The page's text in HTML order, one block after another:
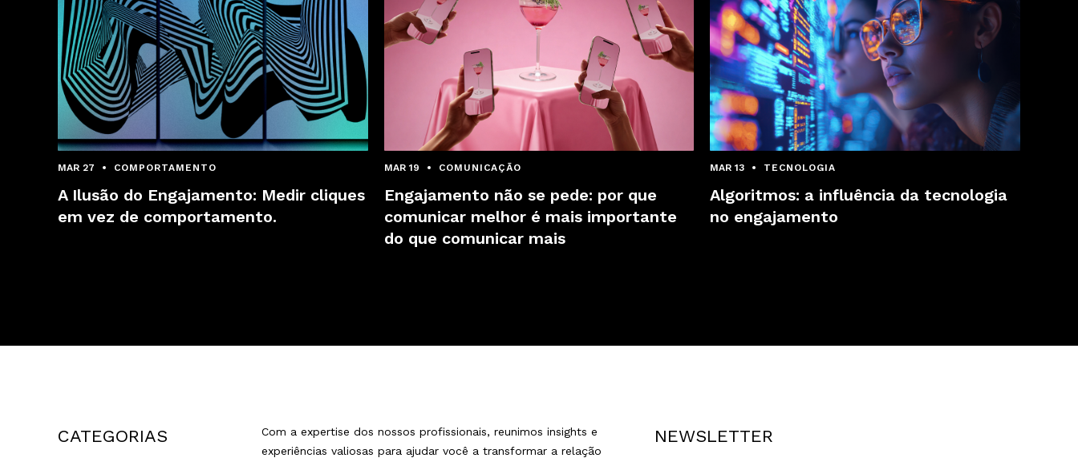
MAR 27 COMPORTAMENTO
A Ilusão do Engajamento: Medir cliques
em vez de comportamento.
MAR 19 COMUNICAÇÃO
Engajamento não se pede: por que
comunicar melhor é mais importante
do que comunicar mais
MAR 13 TECNOLOGIA
Algoritmos: a influência da tecnologia
no engajamento
CATEGORIAS
Com a expertise dos nossos profissionais, reunimos insights e
experiências valiosas para ajudar você a transformar a relação
NEWSLETTER